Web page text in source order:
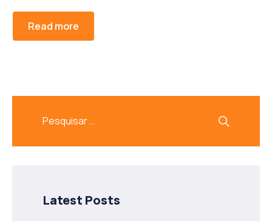
Read more
Latest Posts